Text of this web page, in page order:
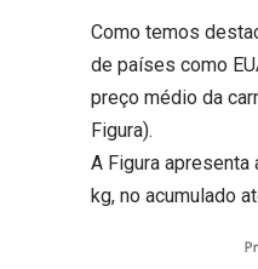
Como temos
de países como
preço médio da
Figura).
A Figura
kg, no acumulado